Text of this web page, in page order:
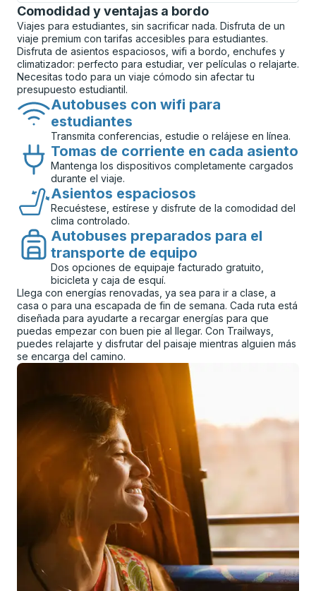
Comodidad y ventajas a bordo
Viajes para estudiantes, sin sacrificar nada. Disfruta de un
viaje premium con tarifas accesibles para estudiantes.
Disfruta de asientos espaciosos, wifi a bordo, enchufes y
climatizador: perfecto para estudiar, ver películas o relajarte.
Necesitas todo para un viaje cómodo sin afectar tu
presupuesto estudiantil.
Autobuses con wifi para
estudiantes
Transmita conferencias, estudie o relájese en línea.
Tomas de corriente en cada asiento
Mantenga los dispositivos completamente cargados
durante el viaje.
Asientos espaciosos
Recuéstese, estírese y disfrute de la comodidad del
clima controlado.
Autobuses preparados para el
transporte de equipo
Dos opciones de equipaje facturado gratuito,
bicicleta y caja de esquí.
Llega con energías renovadas, ya sea para ir a clase, a
casa o para una escapada de fin de semana. Cada ruta está
diseñada para ayudarte a recargar energías para que
puedas empezar con buen pie al llegar. Con Trailways,
puedes relajarte y disfrutar del paisaje mientras alguien más
se encarga del camino.